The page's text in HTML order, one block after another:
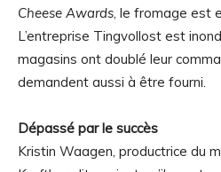
Cheese Awards, le fromage est
L’entreprise Tingvollost est
magasins ont doublé leur
demandent aussi à être fourni.
Dépassé par le succès
Kristin Waagen, productrice du